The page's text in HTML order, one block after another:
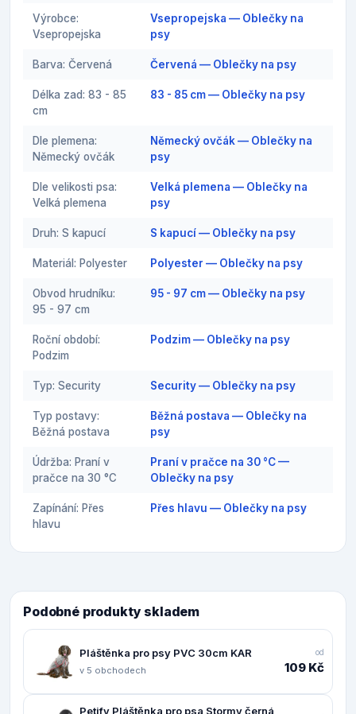
Výrobce:
Vsepropejska
Vsepropejska — Oblečky na
psy
Barva: Červená Červená — Oblečky na psy
Délka zad: 83 - 85
cm
83 - 85 cm — Oblečky na psy
Dle plemena:
Německý ovčák
Německý ovčák — Oblečky na
psy
Dle velikosti psa:
Velká plemena
Velká plemena — Oblečky na
psy
Druh: S kapucí S kapucí — Oblečky na psy
Materiál: Polyester Polyester — Oblečky na psy
Obvod hrudníku:
95 - 97 cm
95 - 97 cm — Oblečky na psy
Roční období:
Podzim
Podzim — Oblečky na psy
Typ: Security Security — Oblečky na psy
Typ postavy:
Běžná postava
Běžná postava — Oblečky na
psy
Údržba: Praní v
pračce na 30 °C
Praní v pračce na 30 °C —
Oblečky na psy
Zapínání: Přes
hlavu
Přes hlavu — Oblečky na psy
Podobné produkty skladem
Pláštěnka pro psy PVC 30cm KAR
v 5 obchodech
od
109 Kč
Petify Pláštěnka pro psa Stormy černá